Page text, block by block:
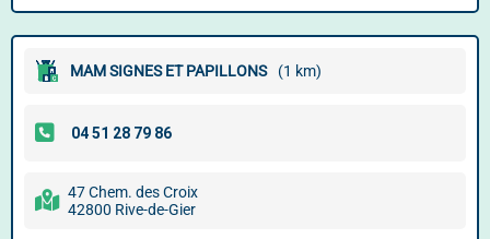
MAM SIGNES ET PAPILLONS (1 km)
47 Chem. des Croix
42800 Rive-de-Gier